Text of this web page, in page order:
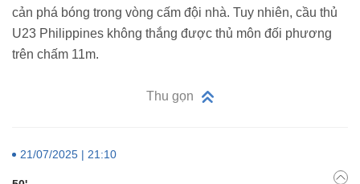
cản phá bóng trong vòng cấm đội nhà. Tuy nhiên, cầu thủ
U23 Philippines không thắng được thủ môn đối phương
trên chấm 11m.
Thu gọn
21/07/2025 | 21:10